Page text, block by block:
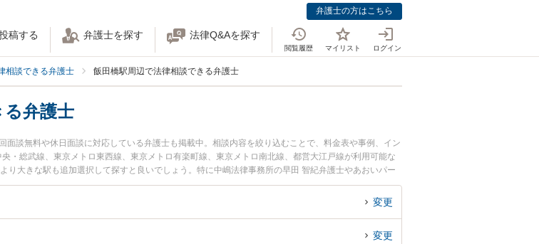
弁護士の方はこちら
稿する 弁護士を探す 法律Q&Aを探す
閲覧履歴 マイリスト ログイン
相談できる弁護士 飯田橋駅周辺で法律相談できる弁護士
る弁護士
談無料や休日面談に対応している弁護士も掲載中。相談内容を絞り込むことで、料金表や事例、イン
・総武線、東京メトロ東西線、東京メトロ有楽町線、東京メトロ南北線、都営大江戸線が利用可能な
り大きな駅も追加選択して探すと良いでしょう。特に中嶋法律事務所の早田 智紀弁護士やあおいパー
大川 博俊弁護士のプロフィール情報や弁護士費用、強みなどが注目されています。『自動車事故のト
予約したい』『自動車事故のトラブル解決の実績豊富な飯田橋駅近くの弁護士を検索したい』『初回無
変更
変更